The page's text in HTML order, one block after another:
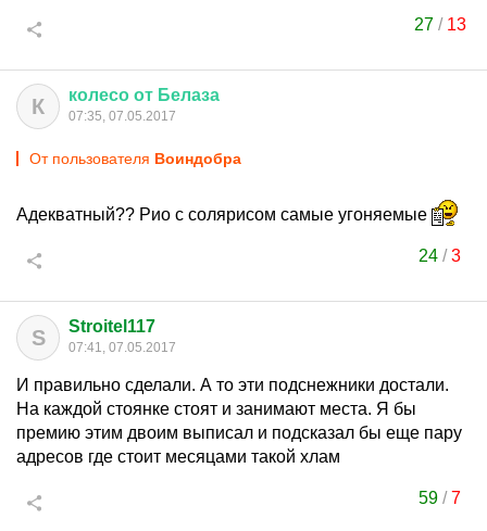
27/ 13
К колесо от Белаза
07:35, 07.05.2017
От пользователя Воиндобра
Адекватный?? Рио с солярисом самые угоняемые
24 /3
S Stroitel117
07:41, 07.05.2017
И правильно сделали. А то эти подснежники достали.
На каждой стоянке стоят и занимают места. Я бы
премию этим двоим выписал и подсказал бы еще пару
адресов где стоит месяцами такой хлам
59 /7